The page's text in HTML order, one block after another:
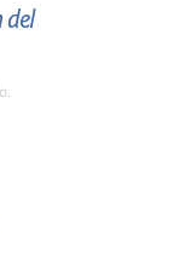
del